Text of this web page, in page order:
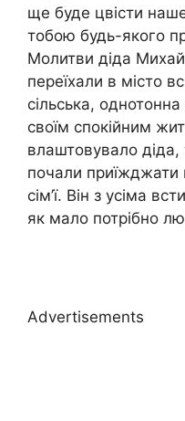
ще буде цвісти
тобою будь-якого
Молитви діда
переїхали в місто
сільська,
своїм спокійним
влаштовувало
почали приїжджати
сім’ї. Він з усіма
як мало потрібно
Advertisements